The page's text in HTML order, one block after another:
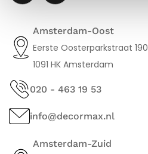
Amsterdam-Oost
Eerste Oosterparkstraat 190
1091 HK Amsterdam
020 - 463 19 53
info@decormax.nl
Amsterdam-Zuid